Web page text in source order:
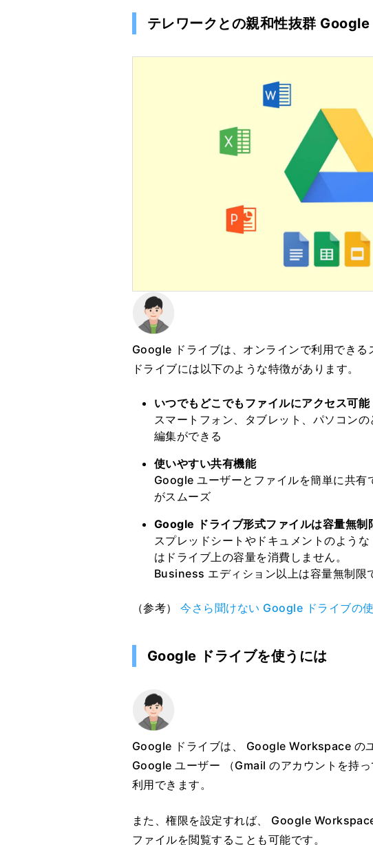
テレワークとの親和性抜群 Google
Google ドライブは、オンラインで利用でき
ドライブには以下のような特徴があります。
いつでもどこでもファイルにアクセス可能
スマートフォン、タブレット、パソコン
編集ができる
使いやすい共有機能
Google ユーザーとファイルを簡単に共有
がスムーズ
Google ドライブ形式ファイルは容量無制
スプレッドシートやドキュメントのよう
はドライブ上の容量を消費しません。
Business エディション以上は容量無制限
（参考） 今さら聞けない Google ドライブの
Google ドライブを使うには
Google ドライブは、 Google Workspace の
Google ユーザー （Gmail のアカウントを持
利用できます。
また、権限を設定すれば、 Google
ファイルを閲覧することも可能です。